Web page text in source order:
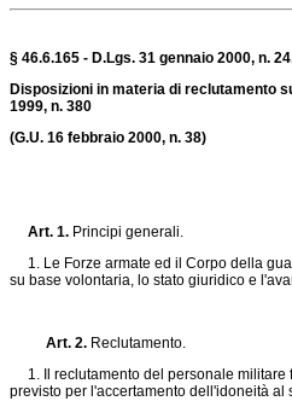
§ 46.6.165 - D.Lgs. 31 gennaio 2000, n.
Disposizioni in materia di reclutamento
1999, n. 380
(G.U. 16 febbraio 2000, n. 38)
Art. 1. Principi generali.
1. Le Forze armate ed il Corpo della
su base volontaria, lo stato giuridico e
Art. 2. Reclutamento.
1. Il reclutamento del personale militare
previsto per l'accertamento dell'idoneità